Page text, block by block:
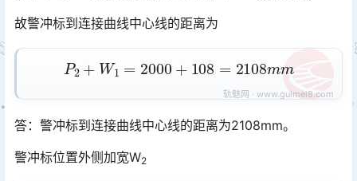
故警冲标到连接曲线中心线的距离为
P2+W1=2000+108=2108mm
答：警冲标到连接曲线中心线的距离为2108mm。
警冲标位置外侧加宽W2